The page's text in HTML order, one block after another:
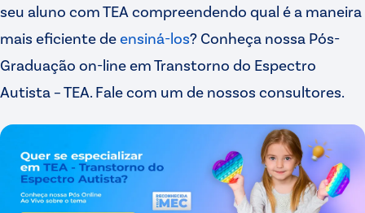
seu aluno com TEA compreendendo qual é a maneira
mais eficiente deensiná-los? Conheça nossa Pós-
Graduação on-line em Transtorno do Espectro
Autista – TEA. Fale com um de nossos consultores.